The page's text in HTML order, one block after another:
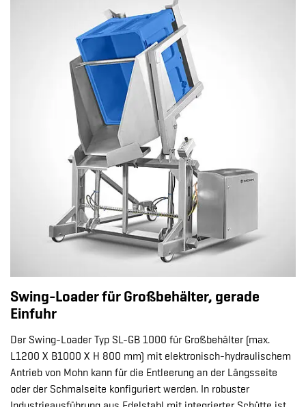
Swing-Loader für Großbehälter, gerade
Einfuhr
Der Swing-Loader Typ SL-GB 1000 für Großbehälter (max.
L1200 X B1000 X H 800 mm) mit elektronisch-hydraulischem
Antrieb von Mohn kann für die Entleerung an der Längsseite
oder der Schmalseite konfiguriert werden. In robuster